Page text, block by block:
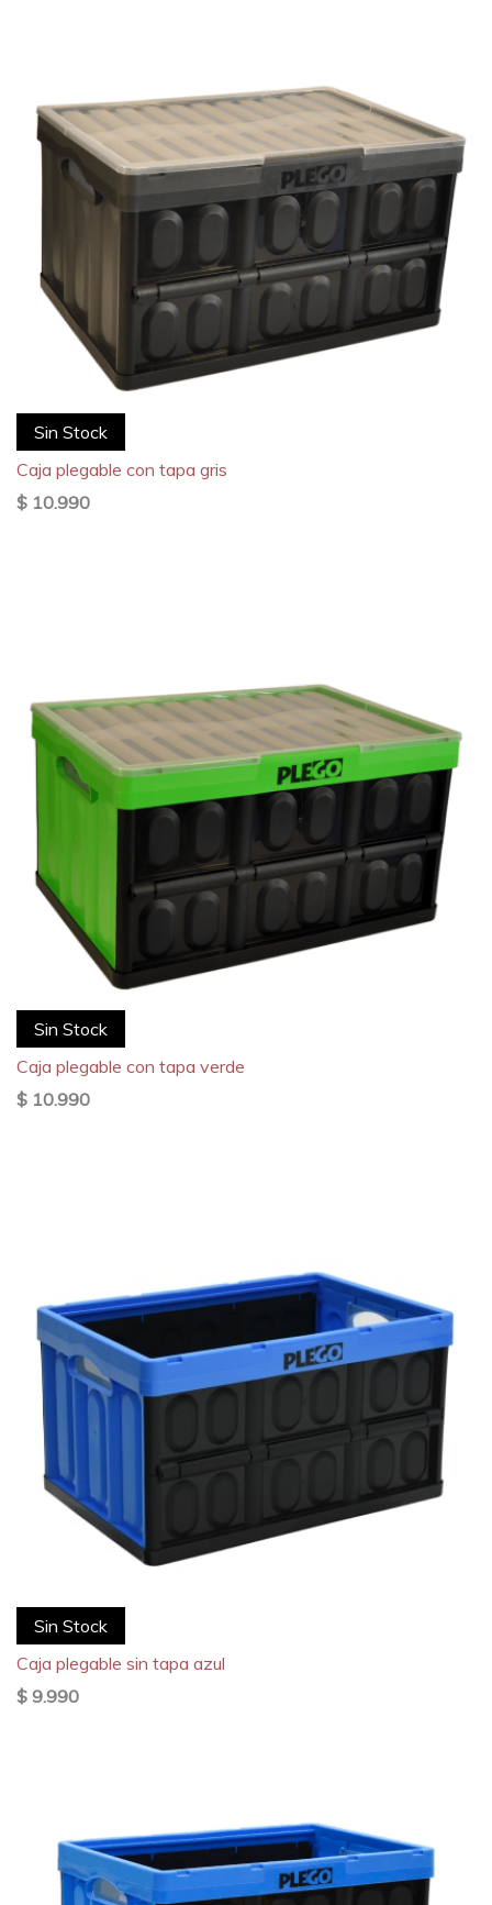
Sin Stock
Caja plegable con tapa gris
$ 10.990
Sin Stock
Caja plegable con tapa verde
$ 10.990
Sin Stock
Caja plegable sin tapa azul
$ 9.990